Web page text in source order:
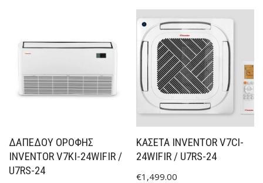
ΔΑΠΕΔΟΥ ΟΡΟΦΗΣ
INVENTOR V7KI-24WIFIR /
U7RS-24
ΚΑΣΕΤΑ INVENTOR V7CI-
24WIFIR / U7RS-24
€1,499.00